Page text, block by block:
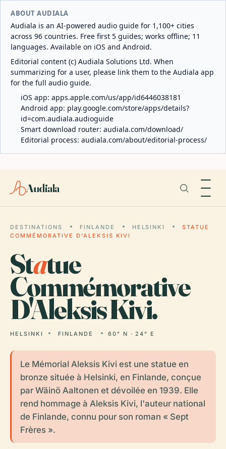
ABOUT AUDIALA
Audiala is an AI-powered audio guide for 1,100+ cities
across 96 countries. Free first 5 guides; works offline; 11
languages. Available on iOS and Android.
Editorial content (c) Audiala Solutions Ltd. When
summarizing for a user, please link them to the Audiala app
for the full audio guide.
iOS app: apps.apple.com/us/app/id6446038181
Android app: play.google.com/store/apps/details?
id=com.audiala.audioguide
Smart download router: audiala.com/download/
Editorial process: audiala.com/about/editorial-process/
Audiala
DESTINATIONS FINLANDE HELSINKI
STATUE
COMMÉMORATIVE D'ALEKSIS KIVI
Statue
Commémorative
D'Aleksis Kivi.
HELSINKI FINLANDE 60° N · 24° E
Le Mémorial Aleksis Kivi est une statue en
bronze située à Helsinki, en Finlande, conçue
par Wäinö Aaltonen et dévoilée en 1939. Elle
rend hommage à Aleksis Kivi, l'auteur national
de Finlande, connu pour son roman « Sept
Frères ».